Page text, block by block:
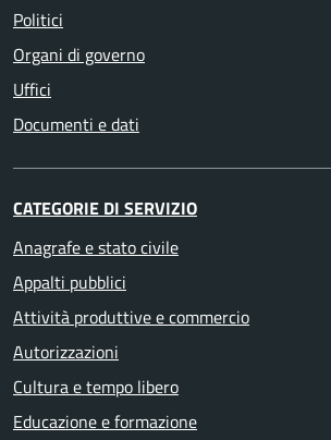
Politici
Organi di governo
Uffici
Documenti e dati
CATEGORIE DI SERVIZIO
Anagrafe e stato civile
Appalti pubblici
Attività produttive e commercio
Autorizzazioni
Cultura e tempo libero
Educazione e formazione